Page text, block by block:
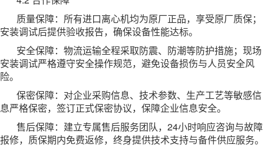
质量保障：所有进口离心机均为原厂正品，享受原厂质保；
安装调试后提供验收报告，确保设备性能达标。
安全保障：物流运输全程采取防震、防潮等防护措施；现场
安装调试严格遵守安全操作规范，避免设备损伤与人员安全风
险。
保密保障：对企业采购信息、技术参数、生产工艺等敏感信
息严格保密，签订正式保密协议，保障企业信息安全。
售后保障：建立专属售后服务团队，24小时响应咨询与故障
报修，质保期内免费返修，终身提供技术支持与备件供应服务。